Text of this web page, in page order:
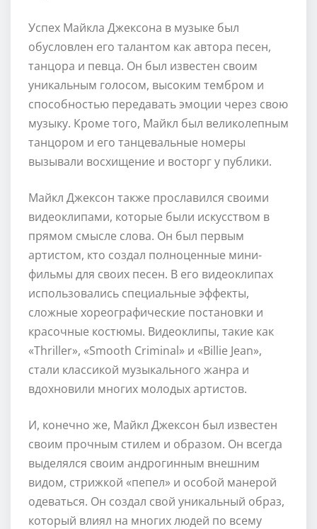
Успех Майкла Джексона в музыке был
обусловлен его талантом как автора песен,
танцора и певца. Он был известен своим
уникальным голосом, высоким тембром и
способностью передавать эмоции через свою
музыку. Кроме того, Майкл был великолепным
танцором и его танцевальные номеры
вызывали восхищение и восторг у публики.
Майкл Джексон также прославился своими
видеоклипами, которые были искусством в
прямом смысле слова. Он был первым
артистом, кто создал полноценные мини-
фильмы для своих песен. В его видеоклипах
использовались специальные эффекты,
сложные хореографические постановки и
красочные костюмы. Видеоклипы, такие как
«Thriller», «Smooth Criminal» и «Billie Jean»,
стали классикой музыкального жанра и
вдохновили многих молодых артистов.
И, конечно же, Майкл Джексон был известен
своим прочным стилем и образом. Он всегда
выделялся своим андрогинным внешним
видом, стрижкой «пепел» и особой манерой
одеваться. Он создал свой уникальный образ,
который влиял на многих людей по всему